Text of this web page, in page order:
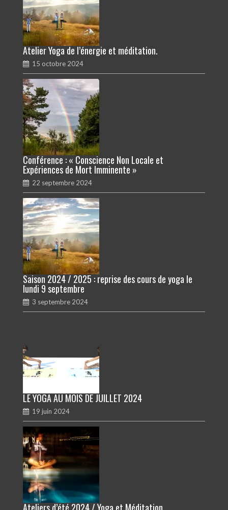
Atelier Yoga de l’énergie et méditation.
15 octobre 2024
Conférence : « Conscience Non Locale et
Expériences de Mort Imminente »
22 septembre 2024
Saison 2024 / 2025 : reprise des cours de yoga le
lundi 9 septembre
3 septembre 2024
LE YOGA AU MOIS DE JUILLET 2024
19 juin 2024
Ateliers d’été 2024 / Yoga et Méditation